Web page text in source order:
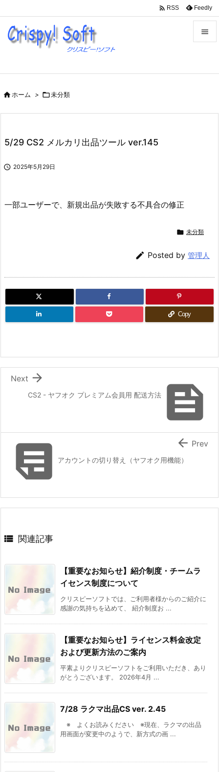


前へ
 RSS Feedly
ホーム > 未分類
5/29 CS2 メルカリ出品ツール ver.145
 2025年5月29日
一部ユーザーで、新規出品が失敗する不具合の修正
 未分類
 Posted by 管理人
Copy

CS2 - ヤフオク プレミアム会員用 配送方法

Next
アカウントの切り替え（ヤフオク用機能）
 Prev
 関連記事
【重要なお知らせ】紹介制度・チームラ
イセンス制度について
クリスピーソフトでは、ご利用者様からのご紹介に
感謝の気持ちを込めて、 紹介制度お ...
【重要なお知らせ】ライセンス料金改定
および更新方法のご案内
平素よりクリスピーソフトをご利用いただき、あり
がとうございます。 2026年4月 ...
7/28 ラクマ出品CS ver. 2.45
※ よくお読みください ※現在、ラクマの出品
用画面が変更中のようで、新方式の画 ...